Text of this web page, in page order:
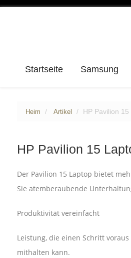
Startseite Samsung
Heim Artikel HP Pavilion
HP Pavilion 15
Der Pavilion 15 Laptop bietet
Sie atemberaubende
Produktivität vereinfacht
Leistung, die einen Schritt
mithalten kann.